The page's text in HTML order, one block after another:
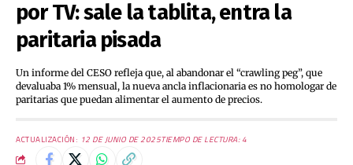
por TV: sale la tablita, entra la
paritaria pisada
Un informe del CESO refleja que, al abandonar el “crawling peg”, que
devaluaba 1% mensual, la nueva ancla inflacionaria es no homologar de
paritarias que puedan alimentar el aumento de precios.
ACTUALIZACIÓN: 12 DE JUNIO DE 2025TIEMPO DE LECTURA: 4